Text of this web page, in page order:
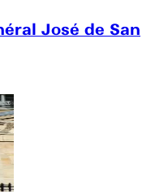
José de San